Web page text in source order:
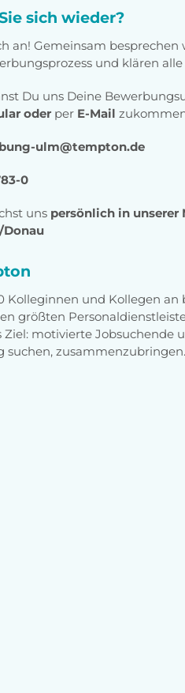
sich wieder?
an! Gemeinsam
und klären
Du uns Deine
oder per E-Mail
ulm@tempton.de
0
uns persönlich in unserer
Kolleginnen und Kollegen
größten
Ziel: motivierte Jobsuchende
suchen, zusammenzubringen.